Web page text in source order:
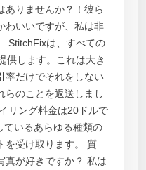
ありませんか？！彼ら
わいいですが、私は非
StitchFixは、すべての
供します。これは大き
率だけでそれをしない
らのことを返送しまし
リング料金は20ドルで
ているあらゆる種類の
を受け取ります。 質
真が好きですか？ 私は